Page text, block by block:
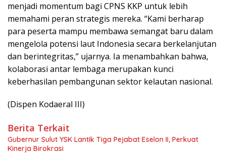
menjadi momentum bagi CPNS KKP untuk lebih
memahami peran strategis mereka. “Kami berharap
para peserta mampu membawa semangat baru dalam
mengelola potensi laut Indonesia secara berkelanjutan
dan berintegritas,” ujarnya. Ia menambahkan bahwa,
kolaborasi antar lembaga merupakan kunci
keberhasilan pembangunan sektor kelautan nasional.
(Dispen Kodaeral III)
Berita Terkait
Gubernur Sulut YSK Lantik Tiga Pejabat Eselon II, Perkuat
Kinerja Birokrasi